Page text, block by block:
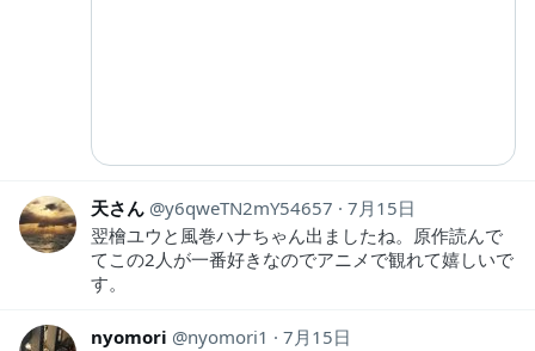
天さん y6qweTN2mY54657
7月15日
翌檜ユウと風巻ハナちゃん出ましたね。原作読んで
てこの2人が一番好きなのでアニメで観れて嬉しいで
す。
nyomori nyomori1
7月15日